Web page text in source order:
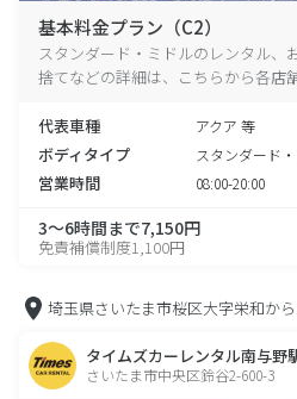
基本料金プラン（C2）
スタンダード・ミドルのレンタル、
捨てなどの詳細は、こちらから各店
代表車種 アクア 等
ボディタイプ スタンダード
営業時間 08:00-20:00
3～6時間まで7,150円
免責補償制度1,100円
埼玉県さいたま市桜区大字栄和から
タイムズカーレンタル南与野
さいたま市中央区鈴谷2-600-3